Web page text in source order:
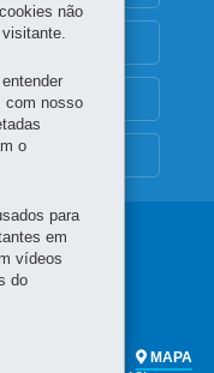
MAPA
não
com nosso
o
para
em
vídeos
do